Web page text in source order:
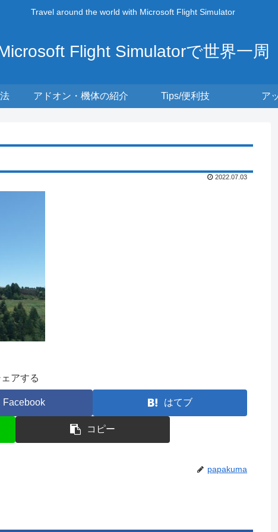
Travel around the world with Microsoft Flight Simulator
Flight Simulatorで世界一周
アドオン・機体の紹介 Tips/便利技 ア
2022.07.03
アする
Facebook はてブ
コピー
papakuma